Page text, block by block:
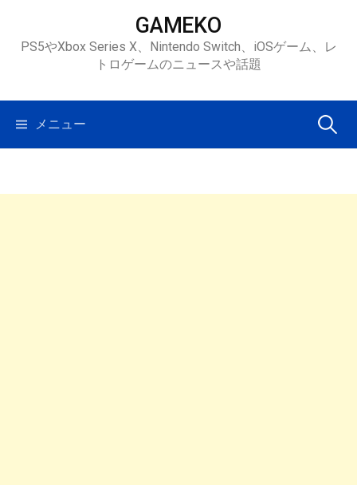
ツ
ス
GAMEKO
PS5やXbox Series X、Nintendo Switch、iOSゲーム、レ
トロゲームのニュースや話題
メニュー 検